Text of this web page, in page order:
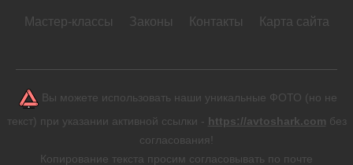
Мастер-классы Законы Контакты Карта сайта
Вы можете использовать наши уникальные ФОТО (но не
текст) при указании активной ссылки - https://avtoshark.com без
согласования!
Копирование текста просим согласовывать по почте